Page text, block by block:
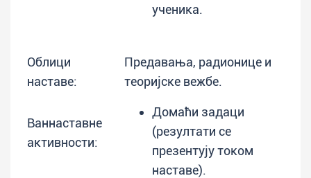
ученика.
Облици
наставе:
Предавања, радионице и
теоријске вежбе.
Ваннаставне
активности:
Домаћи задаци
(резултати се
презентују током
наставе).